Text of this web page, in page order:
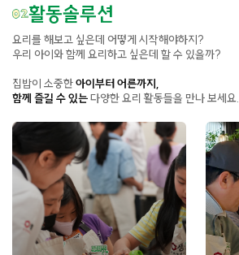
활동솔루션
요리를 해보고 싶은데 어떻게 시작해야하지?
우리 아이와 함께 요리하고 싶은데 할 수 있을까?
집밥이 소중한아이부터 어른까지,
함께 즐길 수 있는다양한 요리 활동들을 만나 보세요.